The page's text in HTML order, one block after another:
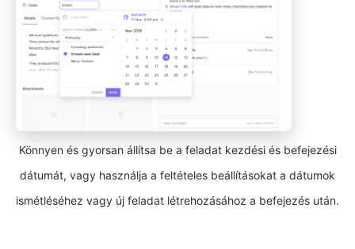
Könnyen és gyorsan állítsa be a feladat kezdési és befejezési
dátumát, vagy használja a feltételes beállításokat a dátumok
ismétléséhez vagy új feladat létrehozásához a befejezés után.